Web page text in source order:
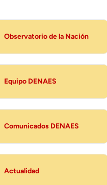
Observatorio de la Nación
Equipo DENAES
Comunicados DENAES
Actualidad